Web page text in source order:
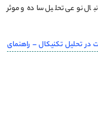
نوعی تحلیل ساده و موثر
تحلیل تکنیکال – راهنمای